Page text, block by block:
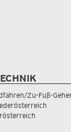
Zu-Fuß-